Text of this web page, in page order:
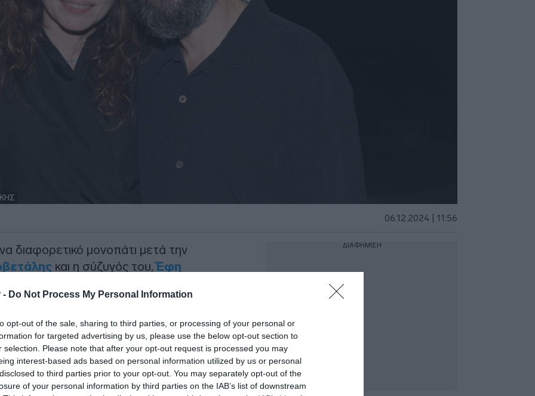
- Do Not Process My Personal Information
opt-out of the sale, sharing to third parties, or processing of your personal or
for targeted advertising by us, please use the below opt-out section to
selection. Please note that after your opt-out request is processed you may
interest-based ads based on personal information utilized by us or personal
to third parties prior to your opt-out. You may separately opt-out of the
of your personal information by third parties on the IAB’s list of downstream
06.12.2024 | 11:56
διαφορετικό μονοπάτι μετά την
και η σύζυγός του,Έφη
απόφαση, αποφάσισε να εγκαταλείψει
σε μια πιο ήσυχη περιοχή,
καθημερινότητα.
από την Αθήνα
ΔΙΑΦΗΜΙΣΗ